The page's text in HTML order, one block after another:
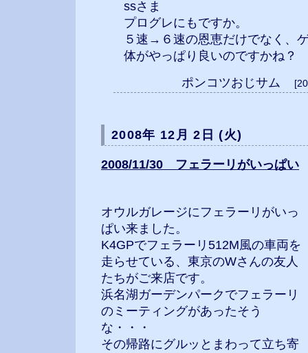
ssさま
プログレにもですか。
５速→６速の恩恵だけでなく、
体がやっぱり良いのですかね？
ポンコツおじサム
2008年 12月 2日 (火)
2008/11/30 フェラーリがいっぱい
オウルガレージにフェラーリがいっ
ぱい来ました。
K4GPでフェラーリ512M風の車両を
走らせている、東京のWさんの友人
たちがご来店です。
浜名湖ガーデンパークでフェラーリ
のミーティングがあったそう
な・・・
その帰路にグルッとまわって立ち寄